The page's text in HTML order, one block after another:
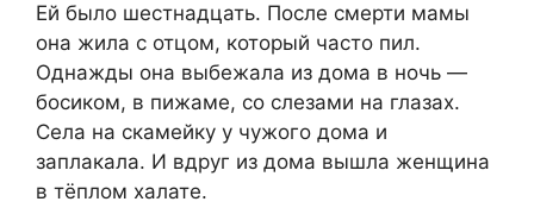
Ей было шестнадцать. После смерти мамы
она жила с отцом, который часто пил.
Однажды она выбежала из дома в ночь —
босиком, в пижаме, со слезами на глазах.
Села на скамейку у чужого дома и
заплакала. И вдруг из дома вышла женщина
в тёплом халате.